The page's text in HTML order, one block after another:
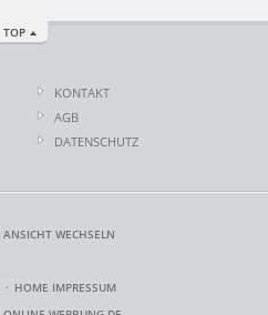
TOP
KONTAKT
AGB
DATENSCHUTZ
ANSICHT WECHSELN
HOME IMPRESSUM